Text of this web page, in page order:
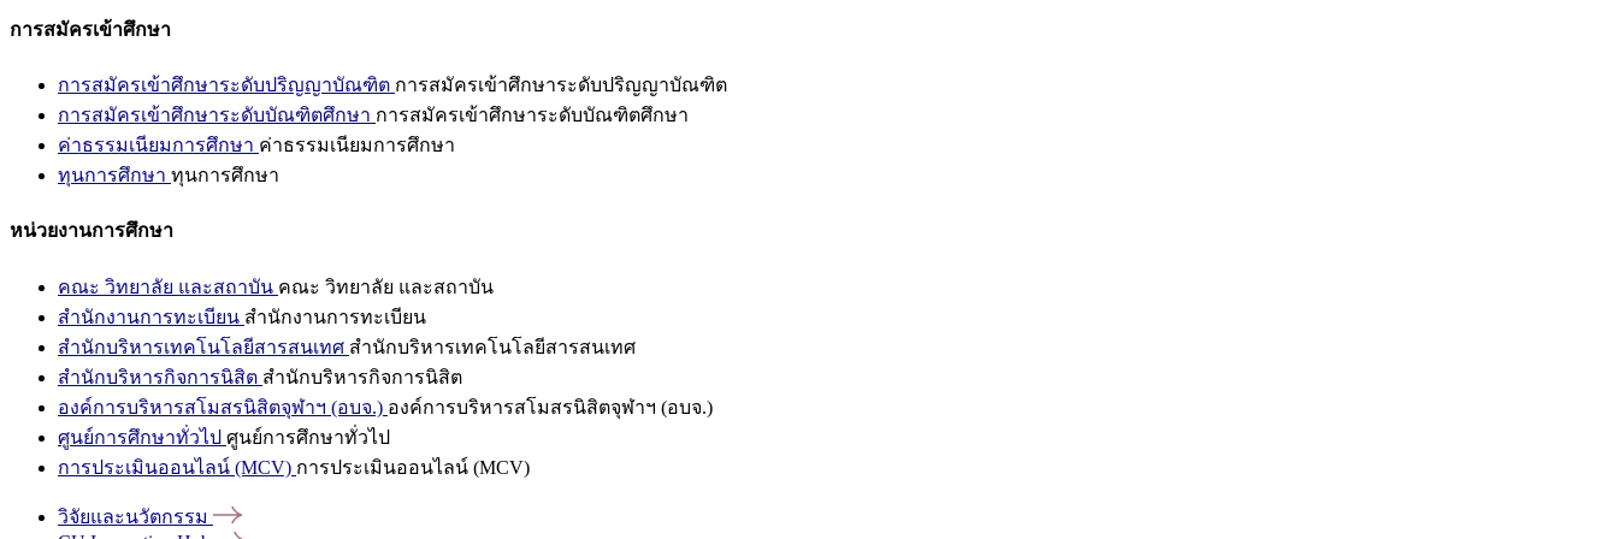
การสมัครเข้าศึกษา
การสมัครเข้าศึกษาระดับปริญญาบัณฑิต การสมัครเข้าศึกษาระดับปริญญาบัณฑิต
การสมัครเข้าศึกษาระดับบัณฑิตศึกษา การสมัครเข้าศึกษาระดับบัณฑิตศึกษา
ค่าธรรมเนียมการศึกษา ค่าธรรมเนียมการศึกษา
ทุนการศึกษา ทุนการศึกษา
หน่วยงานการศึกษา
คณะ วิทยาลัย และสถาบัน คณะ วิทยาลัย และสถาบัน
สำนักงานการทะเบียน สำนักงานการทะเบียน
สำนักบริหารเทคโนโลยีสารสนเทศ สำนักบริหารเทคโนโลยีสารสนเทศ
สำนักบริหารกิจการนิสิต สำนักบริหารกิจการนิสิต
องค์การบริหารสโมสรนิสิตจุฬาฯ (อบจ.) องค์การบริหารสโมสรนิสิตจุฬาฯ (อบจ.)
ศูนย์การศึกษาทั่วไป ศูนย์การศึกษาทั่วไป
การประเมินออนไลน์ (MCV) การประเมินออนไลน์ (MCV)
วิจัยและนวัตกรรม